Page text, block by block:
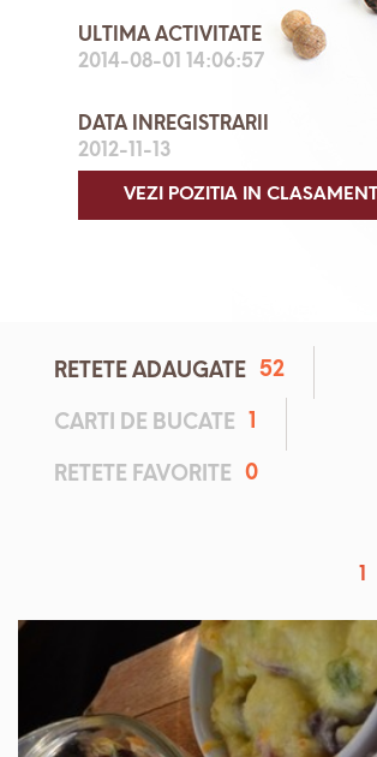
ULTIMA ACTIVITATE
2014-08-01 14:06:57
DATA INREGISTRARII
2012-11-13
VEZI POZITIA IN CLASAMENT
RETETE ADAUGATE 52
CARTI DE BUCATE
RETETE FAVORITE 0